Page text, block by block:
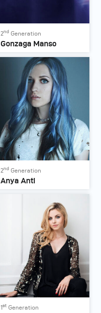
2nd Generation
Gonzaga Manso
2nd Generation
Anya Anti
1st Generation